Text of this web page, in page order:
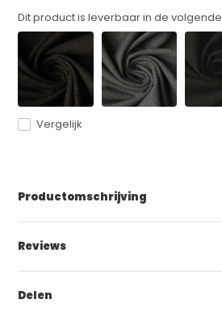
Dit product is leverbaar in de volgende
Vergelijk
Productomschrijving
Reviews
Delen